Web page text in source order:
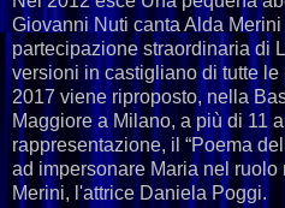
Giovanni Nuti canta Alda
partecipazione straordinaria di
versioni in castigliano di tutte
2017 viene riproposto, nella
Maggiore a Milano, a più di 11
rappresentazione, il “Poema
ad impersonare Maria nel ruolo
Merini, l'attrice Daniela Poggi.